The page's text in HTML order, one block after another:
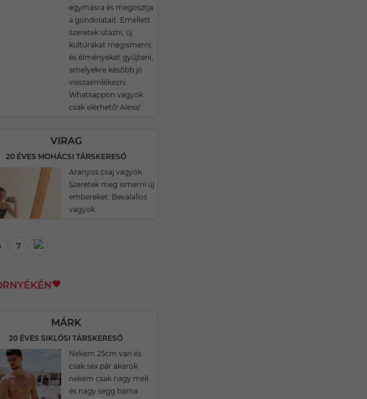
egymásra és megosztja
a gondolatait. Emellett
szeretek utazni, új
kultúrákat megismerni,
és élményeket gyűjteni,
amelyekre később jó
visszaemlékezni.
Whatsappon vagyok
csak elérhető! Alexa!
VIRAG
20 ÉVES MOHÁCSI TÁRSKERESŐ
Aranyos csaj vagyok.
Szeretek meg ismerni új
embereket. Bevalallos
vagyok.
7
MÁRK
20 ÉVES SIKLÓSI TÁRSKERESŐ
Nekem 25cm van és
csak sex pár akarok
nekem csak nagy mell
és nagy segg barna